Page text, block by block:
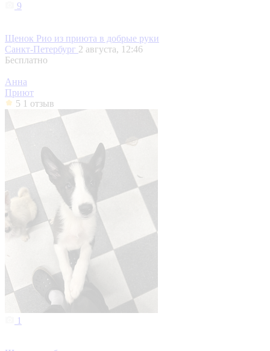
9
Щенок Рио из приюта в добрые руки
Санкт-Петербург 2 августа, 12:46
Бесплатно
Анна
Приют
5 1 отзыв
1